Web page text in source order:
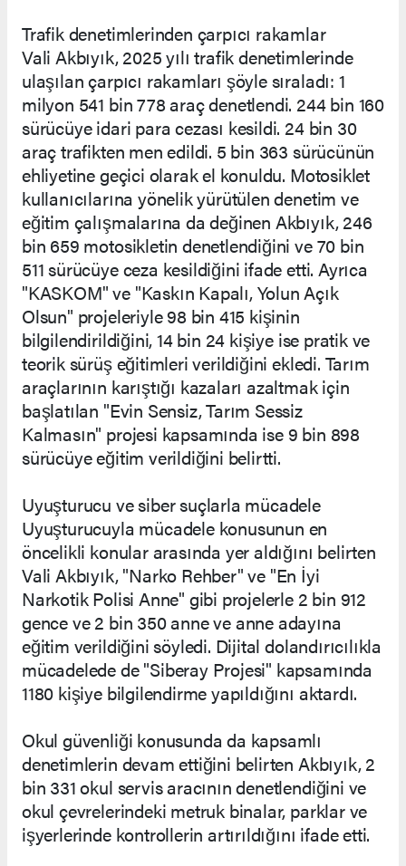
Trafik denetimlerinden çarpıcı rakamlar
Vali Akbıyık, 2025 yılı trafik denetimlerinde
ulaşılan çarpıcı rakamları şöyle sıraladı: 1
milyon 541 bin 778 araç denetlendi. 244 bin 160
sürücüye idari para cezası kesildi. 24 bin 30
araç trafikten men edildi. 5 bin 363 sürücünün
ehliyetine geçici olarak el konuldu. Motosiklet
kullanıcılarına yönelik yürütülen denetim ve
eğitim çalışmalarına da değinen Akbıyık, 246
bin 659 motosikletin denetlendiğini ve 70 bin
511 sürücüye ceza kesildiğini ifade etti. Ayrıca
"KASKOM" ve "Kaskın Kapalı, Yolun Açık
Olsun" projeleriyle 98 bin 415 kişinin
bilgilendirildiğini, 14 bin 24 kişiye ise pratik ve
teorik sürüş eğitimleri verildiğini ekledi. Tarım
araçlarının karıştığı kazaları azaltmak için
başlatılan "Evin Sensiz, Tarım Sessiz
Kalmasın" projesi kapsamında ise 9 bin 898
sürücüye eğitim verildiğini belirtti.
Uyuşturucu ve siber suçlarla mücadele
Uyuşturucuyla mücadele konusunun en
öncelikli konular arasında yer aldığını belirten
Vali Akbıyık, "Narko Rehber" ve "En İyi
Narkotik Polisi Anne" gibi projelerle 2 bin 912
gence ve 2 bin 350 anne ve anne adayına
eğitim verildiğini söyledi. Dijital dolandırıcılıkla
mücadelede de "Siberay Projesi" kapsamında
1180 kişiye bilgilendirme yapıldığını aktardı.
Okul güvenliği konusunda da kapsamlı
denetimlerin devam ettiğini belirten Akbıyık, 2
bin 331 okul servis aracının denetlendiğini ve
okul çevrelerindeki metruk binalar, parklar ve
işyerlerinde kontrollerin artırıldığını ifade etti.